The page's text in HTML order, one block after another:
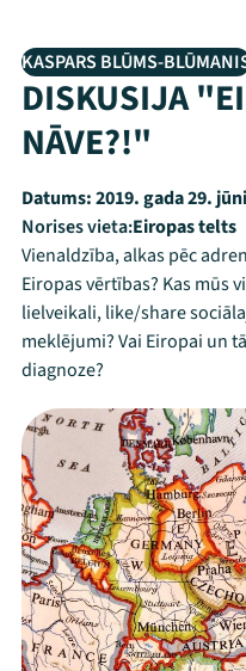
KASPARS BLŪMS-
DISKUSIJA
NĀVE?!"
Datums:2019. gada 29.
Norises vieta:Eiropas telts
Vienaldzība, alkas pēc
Eiropas vērtības? Kas mūs
lielveikali, like/share
meklējumi? Vai Eiropai un
diagnoze?